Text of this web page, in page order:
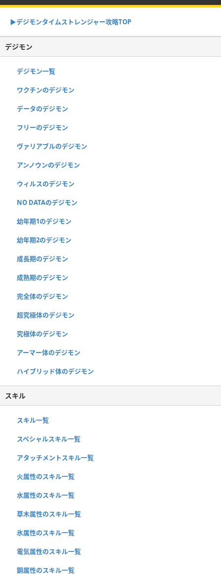
▶︎デジモンタイムストレンジャー攻略TOP
デジモン
デジモン一覧
ワクチンのデジモン
データのデジモン
フリーのデジモン
ヴァリアブルのデジモン
アンノウンのデジモン
ウィルスのデジモン
NO DATAのデジモン
幼年期1のデジモン
幼年期2のデジモン
成長期のデジモン
成熟期のデジモン
完全体のデジモン
超究極体のデジモン
究極体のデジモン
アーマー体のデジモン
ハイブリッド体のデジモン
スキル
スキル一覧
スペシャルスキル一覧
アタッチメントスキル一覧
火属性のスキル一覧
水属性のスキル一覧
草木属性のスキル一覧
氷属性のスキル一覧
電気属性のスキル一覧
鋼属性のスキル一覧